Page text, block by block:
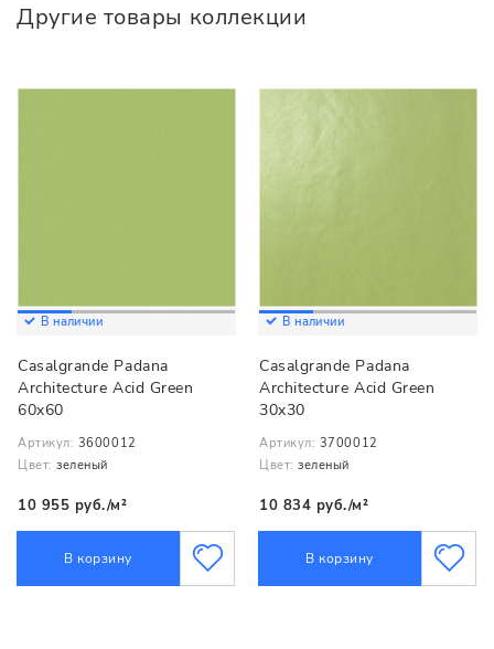
Другие товары коллекции
В наличии
Casalgrande Padana
Architecture Acid Green
60x60
Артикул: 3600012
Цвет: зеленый
10 955 руб./м²
В корзину
В наличии
Casalgrande Padana
Architecture Acid Green
30x30
Артикул: 3700012
Цвет: зеленый
10 834 руб./м²
В корзину